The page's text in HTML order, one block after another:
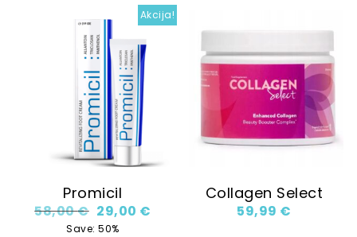
Akcija!
Promicil
58,00€ Original price was: 58,00 €.
29,00 € Current price is: 29,00 €.
Save: 50%
Collagen Select
59,99 €